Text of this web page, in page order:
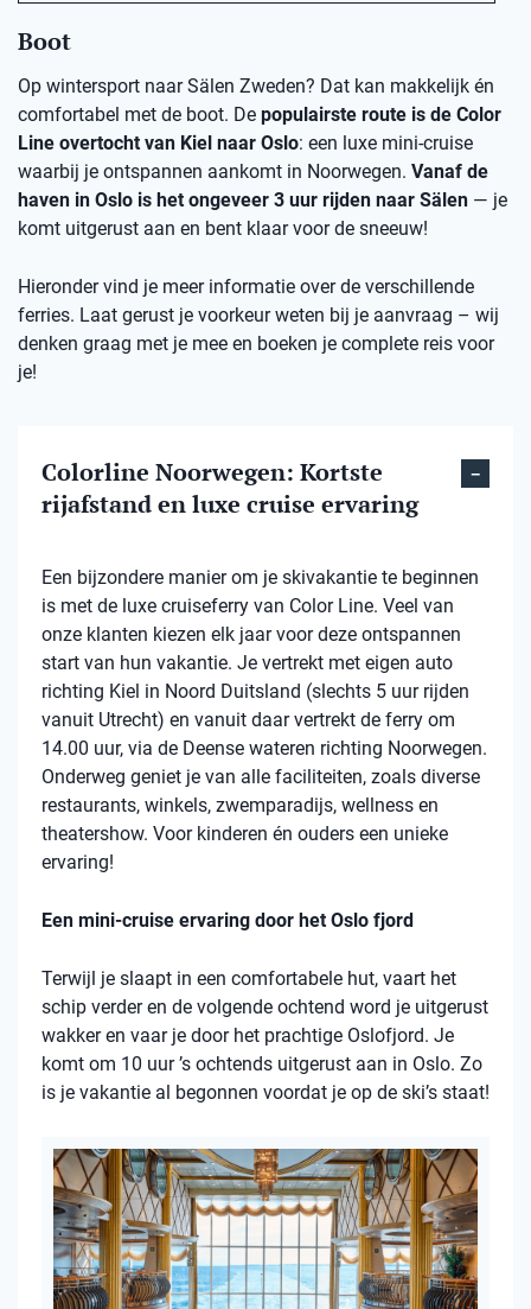
Boot
Op wintersport naar Sälen Zweden? Dat kan makkelijk én
comfortabel met de boot. De populairste route is de Color
Line overtocht van Kiel naar Oslo: een luxe mini-cruise
waarbij je ontspannen aankomt in Noorwegen. Vanaf de
haven in Oslo is het ongeveer 3 uur rijden naar Sälen — je
komt uitgerust aan en bent klaar voor de sneeuw!
Hieronder vind je meer informatie over de verschillende
ferries. Laat gerust je voorkeur weten bij je aanvraag – wij
denken graag met je mee en boeken je complete reis voor
je!
Colorline Noorwegen: Kortste
rijafstand en luxe cruise ervaring
Een bijzondere manier om je skivakantie te beginnen
is met de luxe cruiseferry van Color Line. Veel van
onze klanten kiezen elk jaar voor deze ontspannen
start van hun vakantie. Je vertrekt met eigen auto
richting Kiel in Noord Duitsland (slechts 5 uur rijden
vanuit Utrecht) en vanuit daar vertrekt de ferry om
14.00 uur, via de Deense wateren richting Noorwegen.
Onderweg geniet je van alle faciliteiten, zoals diverse
restaurants, winkels, zwemparadijs, wellness en
theatershow. Voor kinderen én ouders een unieke
ervaring!
Een mini-cruise ervaring door het Oslo fjord
Terwijl je slaapt in een comfortabele hut, vaart het
schip verder en de volgende ochtend word je uitgerust
wakker en vaar je door het prachtige Oslofjord. Je
komt om 10 uur ’s ochtends uitgerust aan in Oslo. Zo
is je vakantie al begonnen voordat je op de ski’s staat!